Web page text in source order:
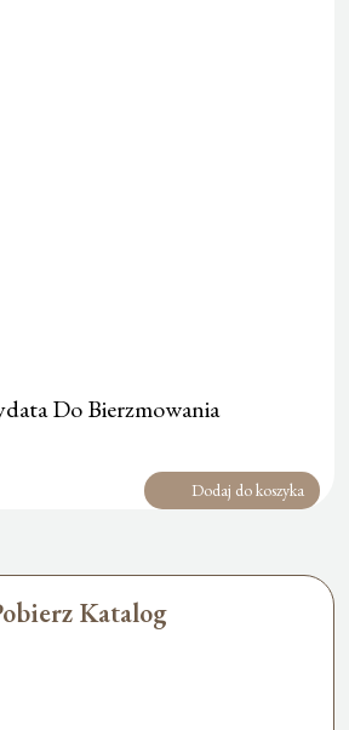
Do Bierzmowania
Dodaj do koszyka
Katalog